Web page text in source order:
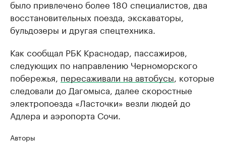
было привлечено более 180 специалистов, два
восстановительных поезда, экскаваторы,
бульдозеры и другая спецтехника.
Как сообщал РБК Краснодар, пассажиров,
следующих по направлению Черноморского
побережья, пересаживали на автобусы , которые
следовали до Дагомыса, далее скоростные
электропоезда «Ласточки» везли людей до
Адлера и аэропорта Сочи.
Авторы